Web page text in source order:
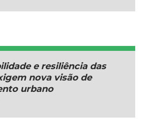
e resiliência das
nova visão de
urbano